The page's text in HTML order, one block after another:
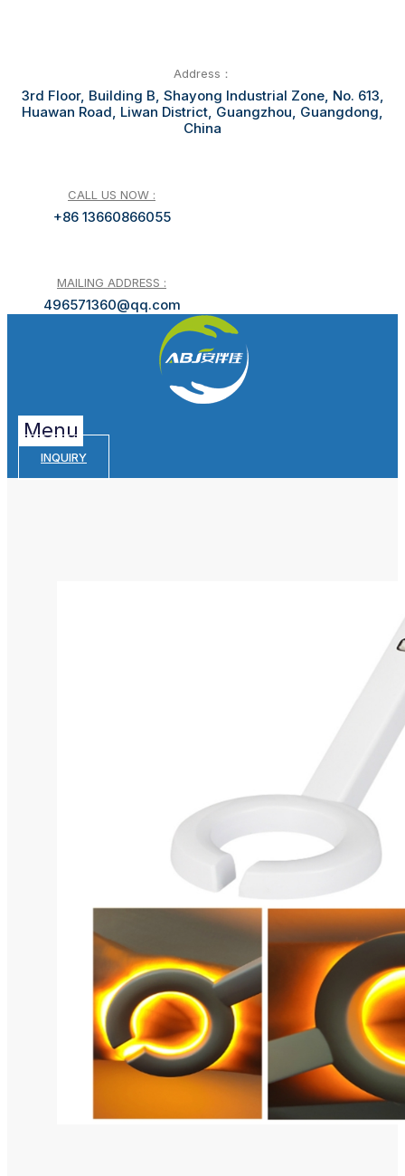
Address：
3rd Floor, Building B, Shayong Industrial Zone, No. 613,
Huawan Road, Liwan District, Guangzhou, Guangdong,
China
CALL US NOW :
+86 13660866055
MAILING ADDRESS :
496571360@qq.com
Menu
INQUIRY